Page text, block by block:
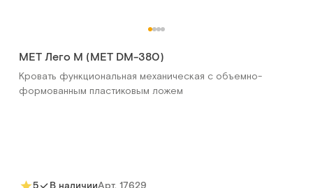
MET Лего М (MET DM-380)
Кровать функциональная механическая с объемно-
формованным пластиковым ложем